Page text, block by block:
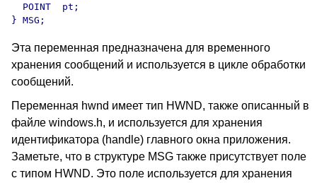
  POINT  pt;
} MSG;
Эта переменная предназначена для временного
хранения сообщений и используется в цикле обработки
сообщений.
Переменная hwnd имеет тип HWND, также описанный в
файле windows.h, и используется для хранения
идентификатора (handle) главного окна приложения.
Заметьте, что в структуре MSG также присутствует поле
с типом HWND. Это поле используется для хранения